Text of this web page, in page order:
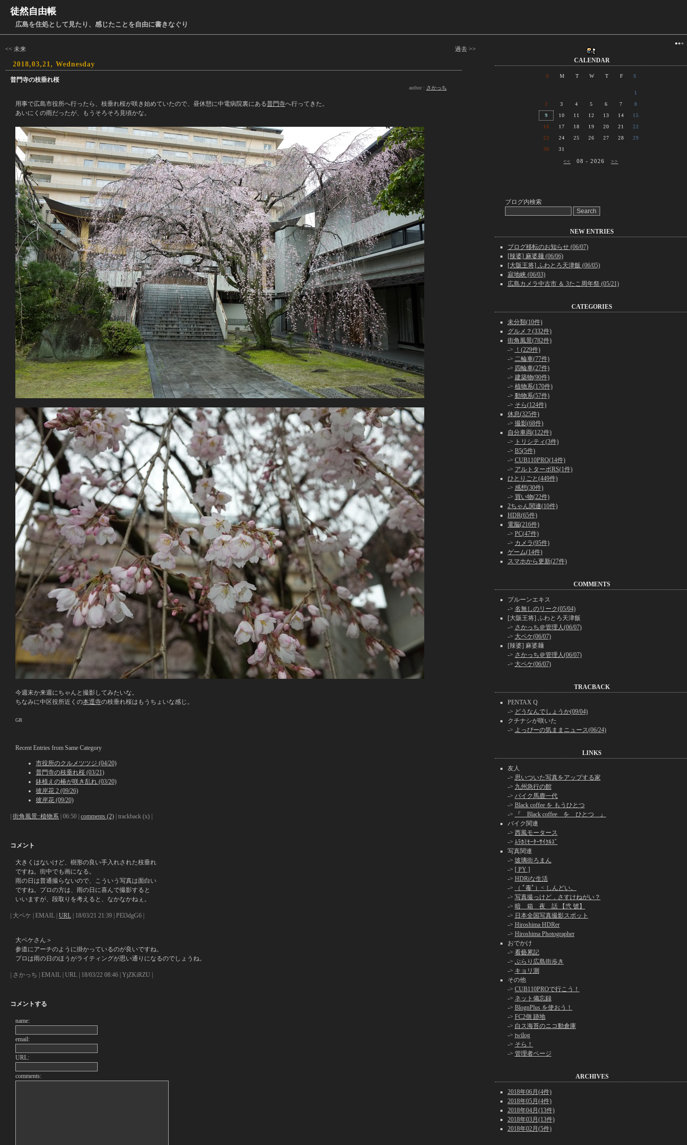
徒然自由帳
広島を住処として見たり、感じたことを自由に書きなぐり
<< 未来 過去 >>
2018,03,21, Wednesday
普門寺の枝垂れ桜
author : さかっち
用事で広島市役所へ行ったら、枝垂れ桜が咲き始めていたので、昼休憩に中電病院裏にある普門寺へ行ってきた。
あいにくの雨だったが、もうそろそろ見頃かな。
今週末か来週にちゃんと撮影してみたいな。
ちなみに中区役所近くの本逕寺の枝垂れ桜はもうちょいな感じ。
GR
Recent Entries from Same Category
市役所のクルメツツジ (04/20)
普門寺の枝垂れ桜 (03/21)
鉢植えの椿が咲き乱れ (03/20)
彼岸花 2 (09/26)
彼岸花 (09/20)
街角風景::植物系 | 06:50 | comments (2) | trackback (x) |
コメント
大きくはないけど、樹形の良い手入れされた枝垂れ
ですね。街中でも画になる。
雨の日は普通撮らないので、こういう写真は面白い
ですね。プロの方は、雨の日に喜んで撮影すると
いいますが、段取りを考えると、なかなかねぇ。
| 大ペケ | EMAIL | URL | 18/03/21 21:39 | PEl3dgG6 |
大ペケさん＞
参道にアーチのように掛かっているのが良いですね。
プロは雨の日のほうがライティングが思い通りになるのでしょうね。
| さかっち | EMAIL | URL | 18/03/22 08:46 | YjZKiRZU |
コメントする
name:
email:
URL:
comments:
●●●
CALENDAR
S M T W T F S
1
2
3 4 5 6 7
8
9
10 11 12 13 14
15
16
17 18 19 20 21
22
23
24 25 26 27 28
29
30
31
<< 08 - 2026>>
ブログ内検索
NEW ENTRIES
ブログ移転のお知らせ (06/07)
[辣婆] 麻婆麺 (06/06)
[大阪王将] ふわとろ天津飯 (06/05)
寂地峡 (06/03)
広島カメラ中古市 ＆ 3たこ周年祭 (05/21)
CATEGORIES
未分類(10件)
グルメ？(332件)
街角風景(782件)
->
！(229件)
-> 二輪車(77件)
-> 四輪車(27件)
-> 建築物(90件)
-> 植物系(170件)
-> 動物系(57件)
-> そら(124件)
休息(325件)
-> 撮影(68件)
自分車両(122件)
-> トリシティ(3件)
-> B5(5件)
-> CUB110PRO(14件)
-> アルトターボRS(1件)
ひとりごと(449件)
-> 感想(30件)
-> 買い物(22件)
2ちゃん関連(10件)
HDR(65件)
電脳(216件)
-> PC(47件)
-> カメラ(95件)
ゲーム(14件)
スマホから更新(27件)
COMMENTS
プルーンエキス
-> 名無しのリーク(05/04)
[大阪王将] ふわとろ天津飯
-> さかっち＠管理人(06/07)
-> 大ペケ(06/07)
[辣婆] 麻婆麺
-> さかっち＠管理人(06/07)
-> 大ペケ(06/07)
TRACBACK
PENTAX Q
-> どうなんでしょうか(09/04)
クチナシが咲いた
-> よっぴーの気ままニュース(06/24)
LINKS
友人
-> 思いついた写真をアップする家
-> 九州急行の館
-> バイク馬鹿一代
-> Black coffee を もうひとつ
->
『 Black coffee を ひとつ 』
バイク関連
-> 西風モータース
-> ﾑﾗｶﾐﾓｰﾀｰｻｲｸﾙｽﾞ
写真関連
-> 玻璃街ろまん
-> [ PY ]
-> HDRiな生活
->
（ ﾟ毒ﾟ）< しんどい。
-> 写真撮っけど，さすけねがい？
-> 暗 箱 夜 話 【弐 號】
-> 日本全国写真撮影スポット
-> Hiroshima HDRer
-> Hiroshima Photographer
おでかけ
-> 看藝累記
-> ぶらり広島街歩き
-> キョリ測
その他
-> CUB110PROで行こう！
-> ネット備忘録
-> BlognPlus を使おう！
-> FC2側 跡地
-> 白ス海苔のニコ動倉庫
-> twilog
-> そら！
-> 管理者ページ
ARCHIVES
2018年06月(4件)
2018年05月(4件)
2018年04月(13件)
2018年03月(13件)
2018年02月(5件)